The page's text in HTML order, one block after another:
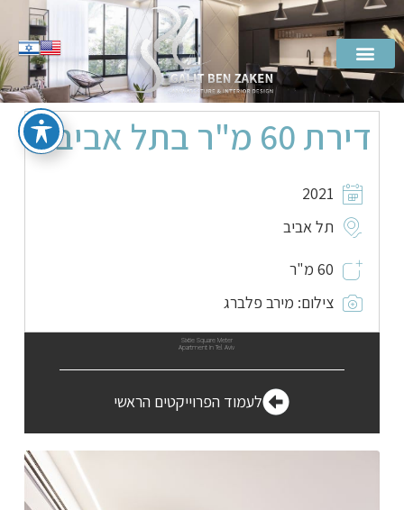
דירת 60 מ"ר בתל אביב
2021
תל אביב
60 מ"ר
צילום: מירב פלברג
Sixtie Square Meter
Apartment In Tel Aviv
לעמוד הפרוייקטים הראשי